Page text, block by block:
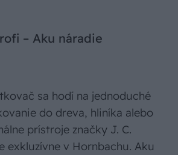
– Aku náradie
sa hodí na jednoduché
do dreva, hliníka alebo
prístroje značky J. C.
exkluzívne v Hornbachu. Aku